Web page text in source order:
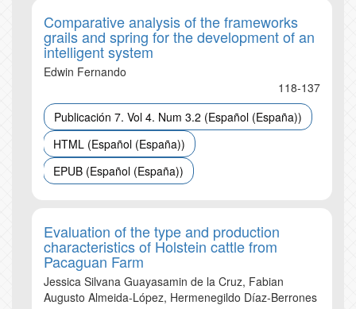
Comparative analysis of the frameworks
grails and spring for the development of an
intelligent system
Edwin Fernando
118-137
Publicación 7. Vol 4. Num 3.2 (Español (España))
HTML (Español (España))
EPUB (Español (España))
Evaluation of the type and production
characteristics of Holstein cattle from
Pacaguan Farm
Jessica Silvana Guayasamin de la Cruz, Fabian
Augusto Almeida-López, Hermenegildo Díaz-Berrones